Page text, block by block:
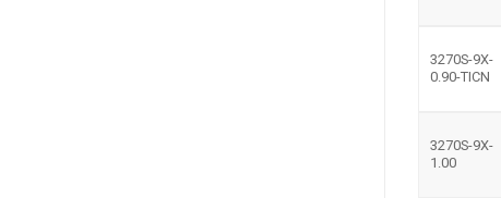
3270S-9X-
0.90-TICN
3270S-9X-
1.00